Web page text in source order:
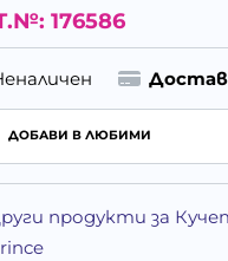
176586
ДОБАВИ В ЛЮБИМИ
продукти за